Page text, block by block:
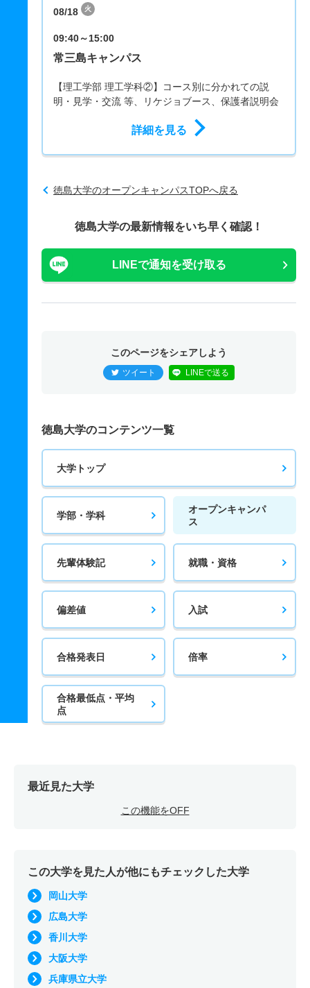
08/18 火
09:40～15:00
常三島キャンパス
【理工学部 理工学科②】コース別に分かれての説
明・見学・交流 等、リケジョブース、保護者説明会
詳細を見る
徳島大学のオープンキャンパスTOPへ戻る
徳島大学の最新情報をいち早く確認！
LINEで通知を受け取る
このページをシェアしよう
ツイート LINEで送る
徳島大学のコンテンツ一覧
大学トップ
学部・学科
オープンキャンパ
ス
先輩体験記 就職・資格
偏差値 入試
合格発表日 倍率
合格最低点・平均
点
最近見た大学
この機能をOFF
この大学を見た人が他にもチェックした大学
岡山大学
広島大学
香川大学
大阪大学
兵庫県立大学